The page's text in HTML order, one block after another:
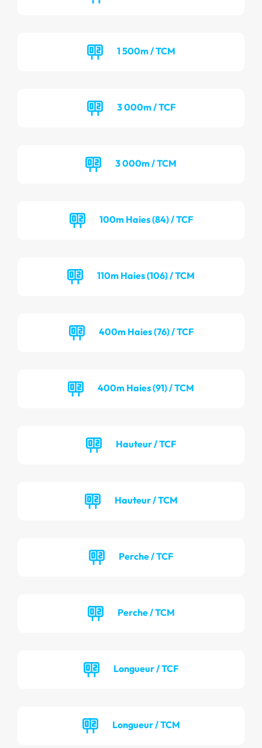
1 500m / TCM
3 000m / TCF
3 000m / TCM
100m Haies (84) / TCF
110m Haies (106) / TCM
400m Haies (76) / TCF
400m Haies (91) / TCM
Hauteur / TCF
Hauteur / TCM
Perche / TCF
Perche / TCM
Longueur / TCF
Longueur / TCM